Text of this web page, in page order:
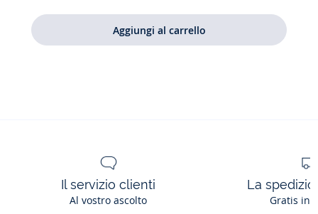
Il servizio clienti
Al vostro ascolto
La
Gratis in